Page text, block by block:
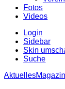
Fotos
Videos
Login
Sidebar
Skin
Suche
AktuellesMagazin